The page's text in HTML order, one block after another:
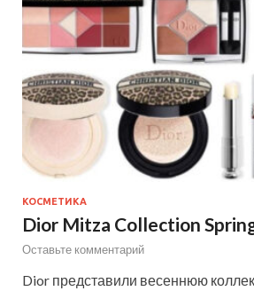
КОСМЕТИКА
Dior Mitza Collection
Оставьте комментарий
Dior представили весеннюю